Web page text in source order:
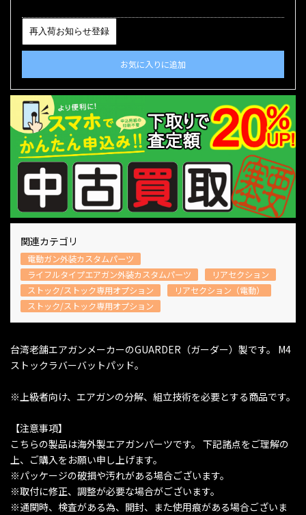
再入荷お知らせ登録
お気に入りに追加
関連カテゴリ
電動ガン外装カスタムパーツ
ライフルタイプエアガン外装カスタムパーツ
リアセクション
ストック/ストック専用オプション
リアセクション（電動）
ストック/ストック専用オプション
台湾老舗エアガンメーカーのGUARDER（ガーダー）製です。 M4
ストックラバーバットパッド。
※上級者向け、エアガンの分解、組立技術を必要とする商品です。
【注意事項】
こちらの製品は海外製エアガンパーツです。 下記諸点をご理解の
上、ご購入をお願い申し上げます。
※パッケージの破損や汚れがある場合ございます。
※取付に修正、調整が必要な場合がございます。
※通関時、検査がある為、開封、また使用痕がある場合ございま